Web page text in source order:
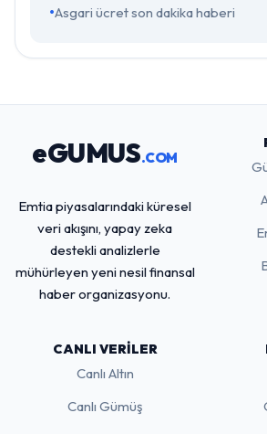
Asgari ücret son dakika haberi
eGUMUS.COM
Emtia piyasalarındaki küresel
veri akışını, yapay zeka
destekli analizlerle
mühürleyen yeni nesil finansal
haber organizasyonu.
CANLI VERILER
Canlı Altın
Canlı Gümüş